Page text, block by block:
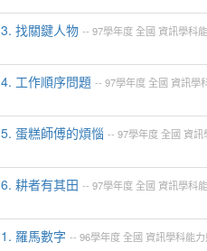
3. 找關鍵人物 -- 97學年度全國 資訊學科
4. 工作順序問題 -- 97學年度全國 資訊學
5. 蛋糕師傅的煩惱 -- 97學年度全國 資訊
6. 耕者有其田 -- 97學年度全國 資訊學科
1. 羅馬數字 -- 96學年度全國 資訊學科能